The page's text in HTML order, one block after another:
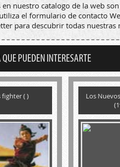
nuestro catalogo de la web
el formulario de contacto
para descubrir todas nuestras
PUEDEN INTERESARTE
fighter ( )
Los